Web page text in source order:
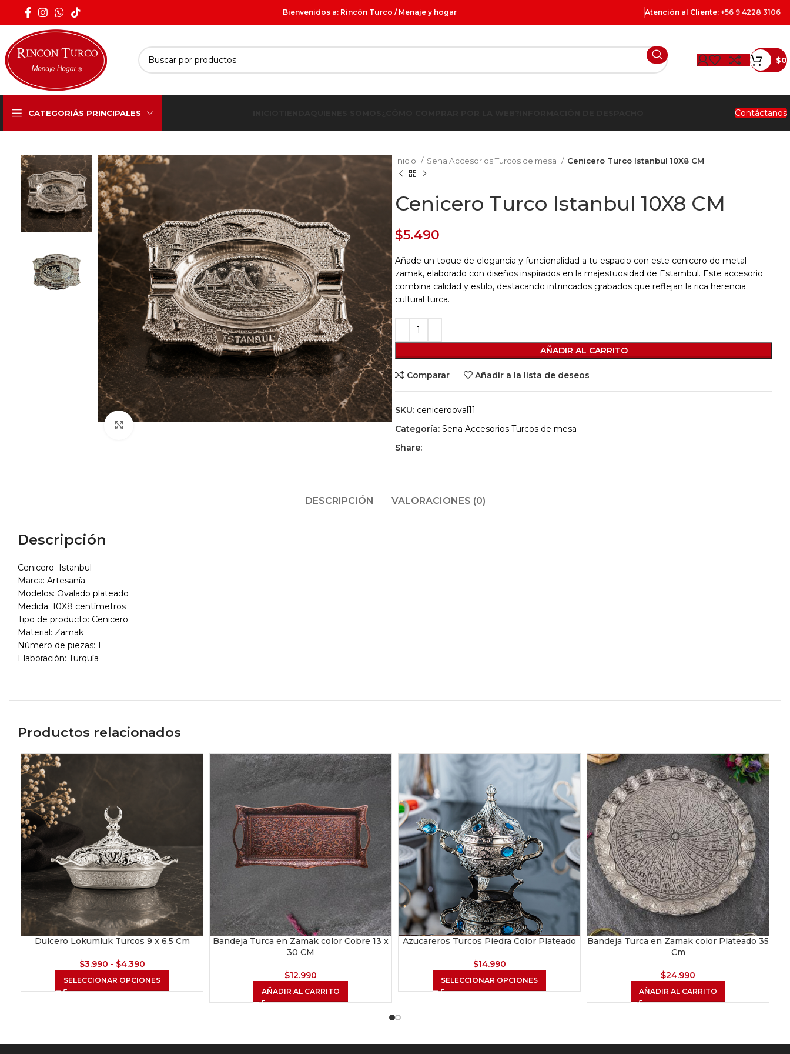
Bienvenidos a: Rincón Turco / Menaje y hogar Atención al Cliente: +56 9 4228 3106
$0
CATEGORIÁS PRINCIPALES Contáctanos
Inicio Sena Accesorios Turcos de mesa Cenicero Turco Istanbul 10X8 CM
Cenicero Turco Istanbul 10X8 CM
$5.490
Añade un toque de elegancia y funcionalidad a tu espacio con este cenicero de metal
zamak, elaborado con diseños inspirados en la majestuosidad de Estambul. Este accesorio
combina calidad y estilo, destacando intrincados grabados que reflejan la rica herencia
cultural turca.
AÑADIR AL CARRITO
Comparar Añadir a la lista de deseos
SKU: cenicerooval11
Categoría: Sena Accesorios Turcos de mesa
Share:
DESCRIPCIÓN VALORACIONES (0)
Descripción
Cenicero Istanbul
Marca: Artesanía
Modelos: Ovalado plateado
Medida: 10X8 centímetros
Tipo de producto: Cenicero
Material: Zamak
Número de piezas: 1
Elaboración: Turquía
Productos relacionados
Dulcero Lokumluk Turcos 9 x 6,5 Cm
$3.990 - $4.390
SELECCIONAR OPCIONES
Bandeja Turca en Zamak color Cobre 13 x
30 CM
$12.990
AÑADIR AL CARRITO
Azucareros Turcos Piedra Color Plateado
$14.990
SELECCIONAR OPCIONES
Bandeja Turca en Zamak color Plateado 35
Cm
$24.990
AÑADIR AL CARRITO